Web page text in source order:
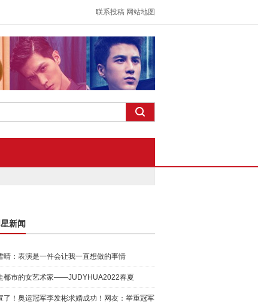
联系投稿 网站地图
新闻
晴：表演是一件会让我一直想做的事情
都市的女艺术家——JUDYHUA2022春夏
了！奥运冠军李发彬求婚成功！网友：举重冠军